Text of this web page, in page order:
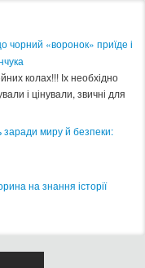
чорний «воронок» приїде і
колах!!! Іх необхідно
і цінували, звичні для
заради миру й безпеки:
на знання історії